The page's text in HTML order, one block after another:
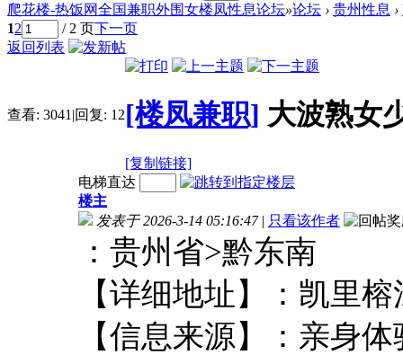
爬花楼-热饭网全国兼职外围女楼凤性息论坛»论坛 › 贵州性息 ›
12 / 2 页下一页
返回列表
查看: 3041 |回复: 12[楼凤兼职] 大波熟女
[复制链接]
电梯直达
楼主
发表于 2026-3-14 05:16:47 | 只看该作者
：贵州省>黔东
【详细地址】：
【信息来源】：